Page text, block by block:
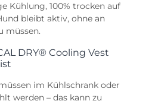
Kühlung, 100% trocken auf
bleibt aktiv, ohne an
müssen.
DRY® Cooling Vest
im Kühlschrank oder
werden – das kann zu